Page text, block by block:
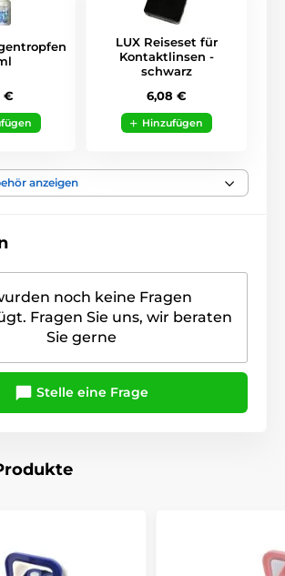
€
LUX Reiseset für
Kontaktlinsen -
schwarz
6,08 €
Hinzufügen
anzeigen
noch keine Fragen
Fragen Sie uns, wir beraten
Sie gerne
Stelle eine Frage